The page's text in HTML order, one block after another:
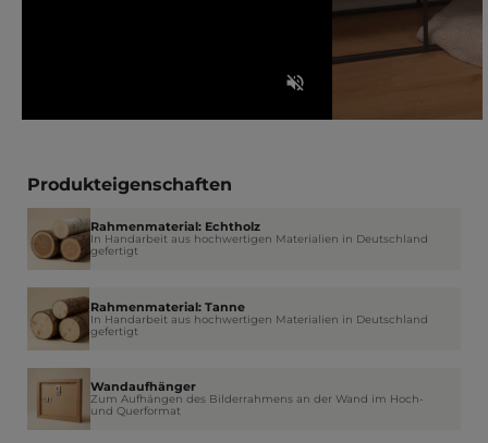
Produkteigenschaften
Rahmenmaterial: Echtholz
In Handarbeit aus hochwertigen Materialien in Deutschland
gefertigt
Rahmenmaterial: Tanne
In Handarbeit aus hochwertigen Materialien in Deutschland
gefertigt
Wandaufhänger
Zum Aufhängen des Bilderrahmens an der Wand im Hoch-
und Querformat